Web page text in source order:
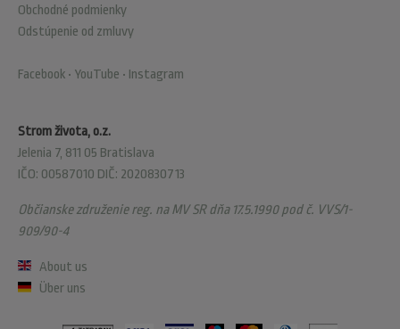
Strom života, o.z.
Jelenia 7, 811 05 Bratislava
IČO: 00587010 DIČ: 2020830713
Občianske združenie reg. na MV SR dňa 17.5.1990 pod č. VVS/1-
909/90-4
About us
Über uns
Obchodné podmienky
Odstúpenie od zmluvy
Facebook • YouTube • Instagram